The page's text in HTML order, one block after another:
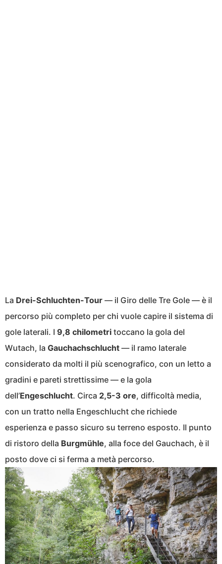
La Drei-Schluchten-Tour — il Giro delle Tre Gole — è il
percorso più completo per chi vuole capire il sistema di
gole laterali. I 9,8 chilometri toccano la gola del
Wutach, la Gauchachschlucht — il ramo laterale
considerato da molti il più scenografico, con un letto a
gradini e pareti strettissime — e la gola
dell’Engeschlucht. Circa 2,5-3 ore, difficoltà media,
con un tratto nella Engeschlucht che richiede
esperienza e passo sicuro su terreno esposto. Il punto
di ristoro della Burgmühle, alla foce del Gauchach, è il
posto dove ci si ferma a metà percorso.